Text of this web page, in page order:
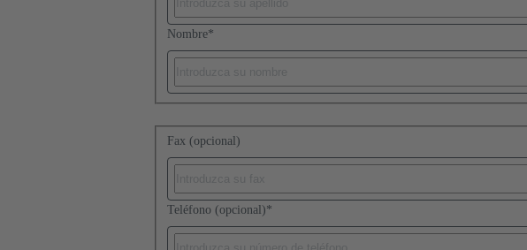
Nombre*
Fax (opcional)
Teléfono (opcional)*